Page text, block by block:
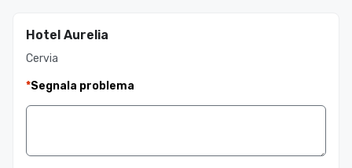
Hotel Aurelia
Cervia
*Segnala problema